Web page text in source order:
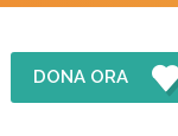
DONA ORA